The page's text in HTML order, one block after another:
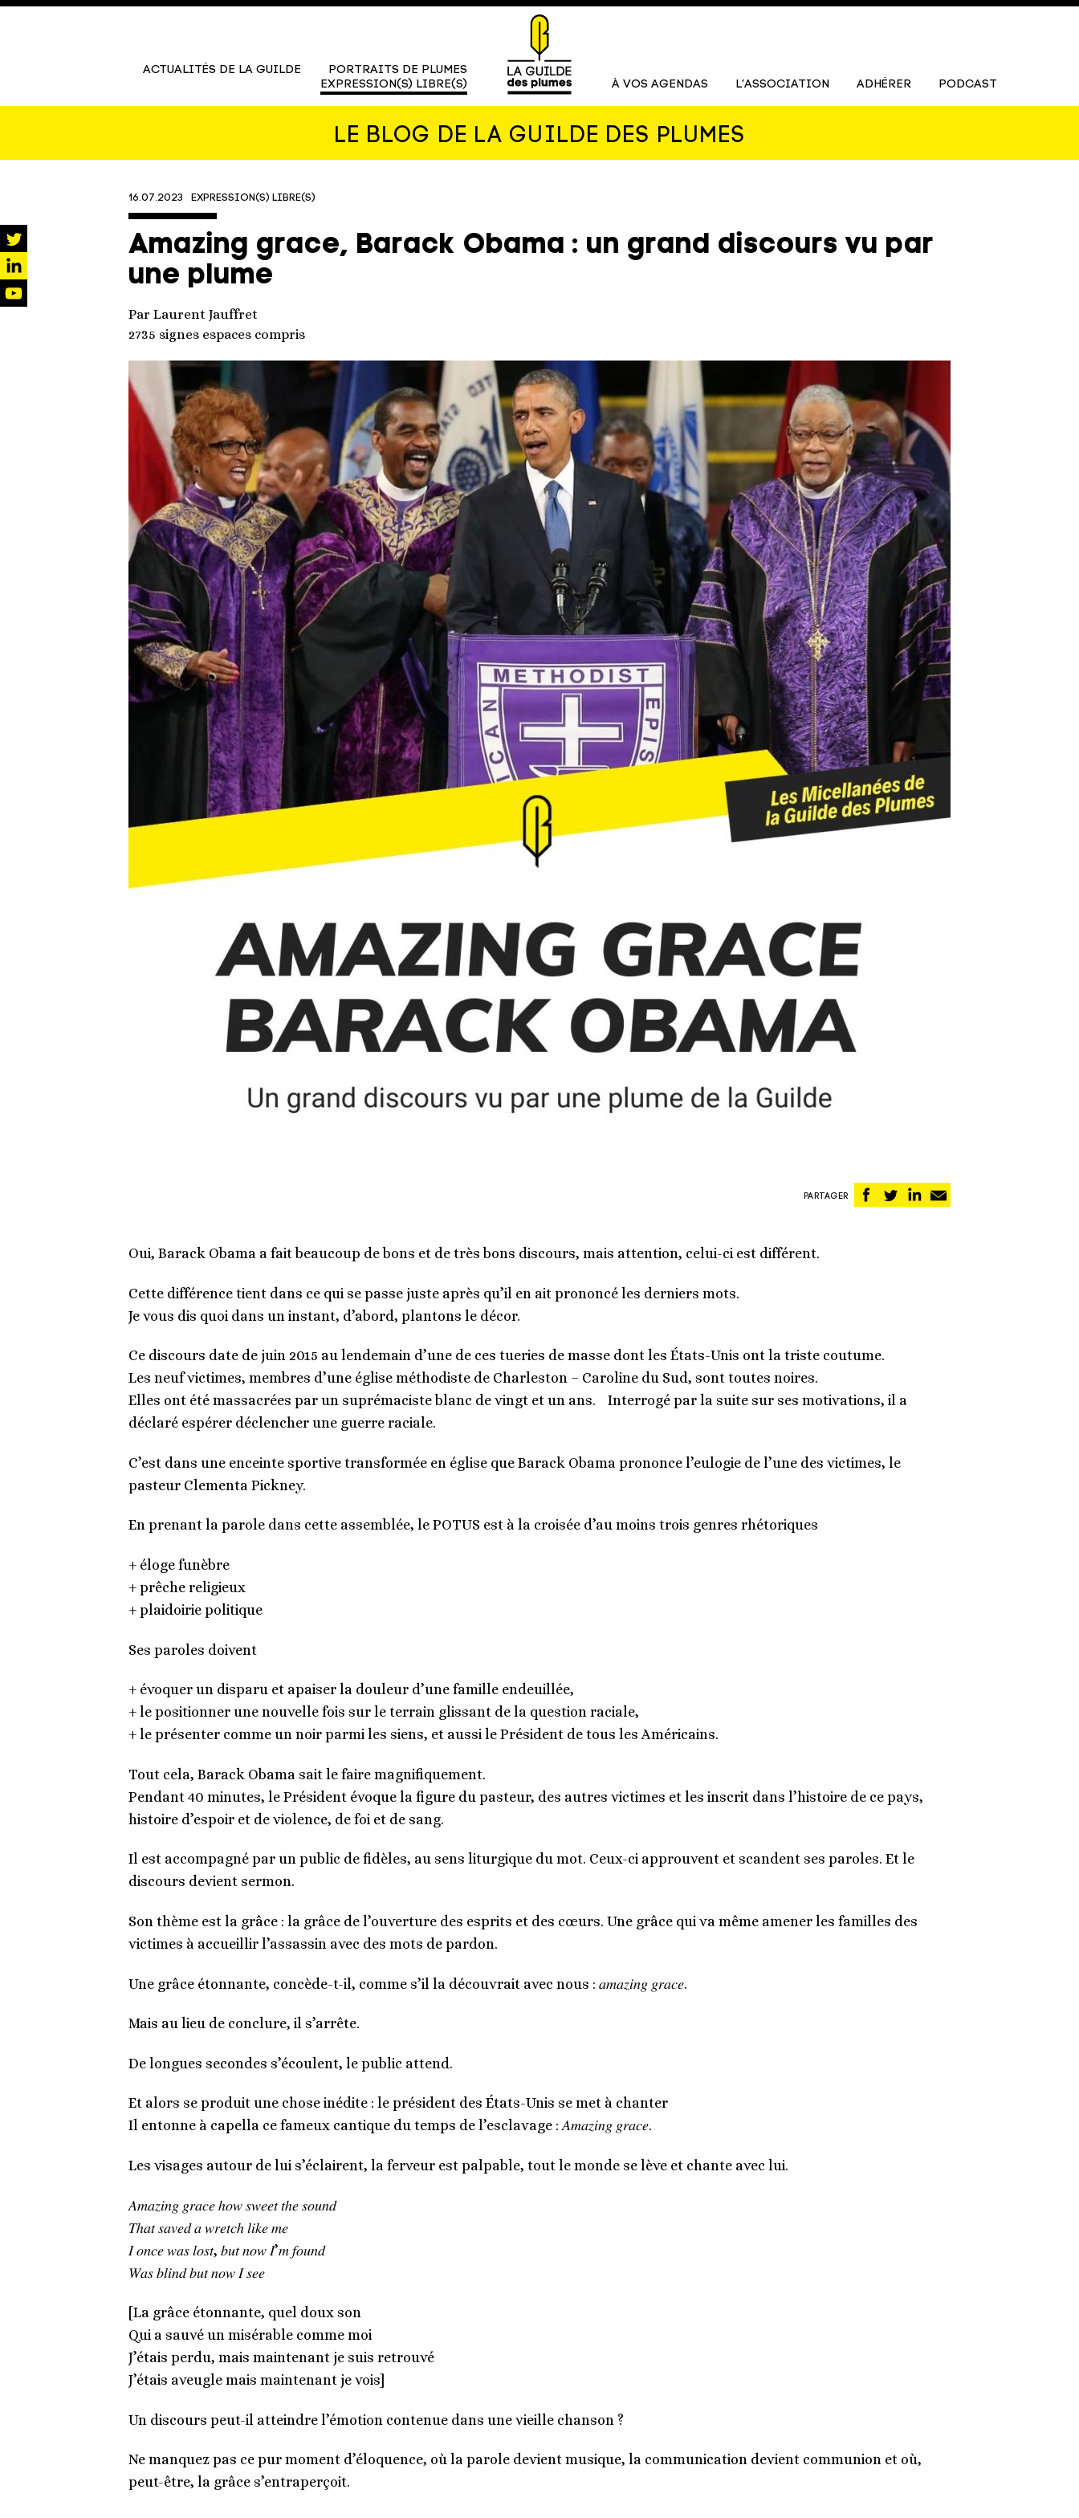
ACTUALITÉS DE LA GUILDE
PORTRAITS DE PLUMES
EXPRESSION(S) LIBRE(S)
À VOS AGENDAS L’ASSOCIATION ADHÉRER PODCAST
LE BLOG DE LA GUILDE DES PLUMES
16.07.2023 EXPRESSION(S) LIBRE(S)
Amazing grace, Barack Obama : un grand discours vu par
une plume
Par Laurent Jauffret
2735 signes espaces compris
PARTAGER
Partager
sur
Partager
sur
Partager
sur par
Oui, Barack Obama a fait beaucoup de bons et de très bons discours, mais attention, celui-ci est différent.
Cette différence tient dans ce qui se passe juste après qu’il en ait prononcé les derniers mots.
Je vous dis quoi dans un instant, d’abord, plantons le décor.
Ce discours date de juin 2015 au lendemain d’une de ces tueries de masse dont les États-Unis ont la triste coutume.
Les neuf victimes, membres d’une église méthodiste de Charleston – Caroline du Sud, sont toutes noires.
Elles ont été massacrées par un suprémaciste blanc de vingt et un ans. Interrogé par la suite sur ses motivations, il a
déclaré espérer déclencher une guerre raciale.
C’est dans une enceinte sportive transformée en église que Barack Obama prononce l’eulogie de l’une des victimes, le
pasteur Clementa Pickney.
En prenant la parole dans cette assemblée, le POTUS est à la croisée d’au moins trois genres rhétoriques
+ éloge funèbre
+ prêche religieux
+ plaidoirie politique
Ses paroles doivent
+ évoquer un disparu et apaiser la douleur d’une famille endeuillée,
+ le positionner une nouvelle fois sur le terrain glissant de la question raciale,
+ le présenter comme un noir parmi les siens, et aussi le Président de tous les Américains.
Tout cela, Barack Obama sait le faire magnifiquement.
Pendant 40 minutes, le Président évoque la figure du pasteur, des autres victimes et les inscrit dans l’histoire de ce pays,
histoire d’espoir et de violence, de foi et de sang.
Il est accompagné par un public de fidèles, au sens liturgique du mot. Ceux-ci approuvent et scandent ses paroles. Et le
discours devient sermon.
Son thème est la grâce : la grâce de l’ouverture des esprits et des cœurs. Une grâce qui va même amener les familles des
victimes à accueillir l’assassin avec des mots de pardon.
Une grâce étonnante, concède-t-il, comme s’il la découvrait avec nous : 𝑎𝑚𝑎𝑧𝑖𝑛𝑔 𝑔𝑟𝑎𝑐𝑒.
Mais au lieu de conclure, il s’arrête.
De longues secondes s’écoulent, le public attend.
Et alors se produit une chose inédite : le président des États-Unis se met à chanter
Il entonne à capella ce fameux cantique du temps de l’esclavage : 𝐴𝑚𝑎𝑧𝑖𝑛𝑔 𝑔𝑟𝑎𝑐𝑒.
Les visages autour de lui s’éclairent, la ferveur est palpable, tout le monde se lève et chante avec lui.
𝐴𝑚𝑎𝑧𝑖𝑛𝑔 𝑔𝑟𝑎𝑐𝑒 ℎ𝑜𝑤 𝑠𝑤𝑒𝑒𝑡 𝑡ℎ𝑒 𝑠𝑜𝑢𝑛𝑑
𝑇ℎ𝑎𝑡 𝑠𝑎𝑣𝑒𝑑 𝑎 𝑤𝑟𝑒𝑡𝑐ℎ 𝑙𝑖𝑘𝑒 𝑚𝑒
𝐼 𝑜𝑛𝑐𝑒 𝑤𝑎𝑠 𝑙𝑜𝑠𝑡, 𝑏𝑢𝑡 𝑛𝑜𝑤 𝐼’𝑚 𝑓𝑜𝑢𝑛𝑑
𝑊𝑎𝑠 𝑏𝑙𝑖𝑛𝑑 𝑏𝑢𝑡 𝑛𝑜𝑤 𝐼 𝑠𝑒𝑒
[La grâce étonnante, quel doux son
Qui a sauvé un misérable comme moi
J’étais perdu, mais maintenant je suis retrouvé
J’étais aveugle mais maintenant je vois]
Un discours peut-il atteindre l’émotion contenue dans une vieille chanson ?
Ne manquez pas ce pur moment d’éloquence, où la parole devient musique, la communication devient communion et où,
peut-être, la grâce s’entraperçoit.
twitter
linkedin